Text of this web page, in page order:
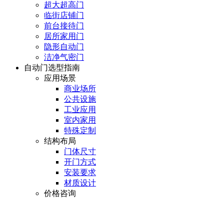
超大超高门
临街店铺门
前台接待门
居所家用门
隐形自动门
洁净气密门
自动门选型指南
应用场景
商业场所
公共设施
工业应用
室内家用
特殊定制
结构布局
门体尺寸
开门方式
安装要求
材质设计
价格咨询